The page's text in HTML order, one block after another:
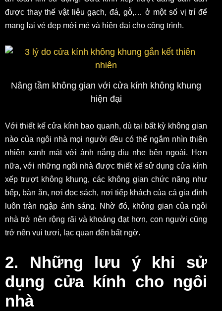
được thay thế vật liệu gạch, đá, gỗ,… ở một số vị trí để
mang lại vẻ đẹp mới mẻ và hiện đại cho công trình.
Nâng tầm không gian với cửa kính không khung
hiện đại
Với thiết kế cửa kính bao quanh, dù tại bất kỳ không gian
nào của ngôi nhà mọi người đều có thể ngắm nhìn thiên
nhiên xanh mát với ánh nắng dịu nhẹ bên ngoài. Hơn
nữa, với những ngôi nhà được thiết kế sử dụng cửa kính
xếp trượt không khung, các không gian chức năng như
bếp, bàn ăn, nơi đọc sách, nơi tiếp khách của cả gia đình
luôn tràn ngập ánh sáng. Nhờ đó, không gian của ngôi
nhà trở nên rộng rãi và khoáng đạt hơn, con người cũng
trở nên vui tươi, lạc quan đến bất ngờ.
2. Những lưu ý khi sử
dụng cửa kính cho ngôi
nhà